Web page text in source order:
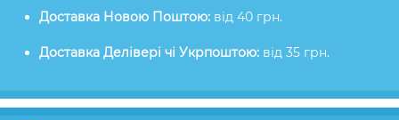
Доставка Новою Поштою: від 40 грн.
Доставка Делівері чі Укрпоштою: від 35 грн.